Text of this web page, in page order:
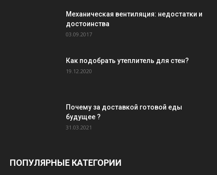
Механическая вентиляция: недостатки и
достоинства
03.09.2017
Как подобрать утеплитель для стен?
19.12.2020
Почему за доставкой готовой еды
будущее ?
31.03.2021
ПОПУЛЯРНЫЕ КАТЕГОРИИ